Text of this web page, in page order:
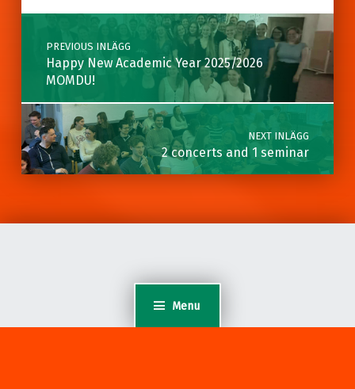
Menu
Post navigation
PREVIOUS INLÄGG
Happy New Academic Year 2025/2026
MOMDU!
NEXT INLÄGG
2 concerts and 1 seminar